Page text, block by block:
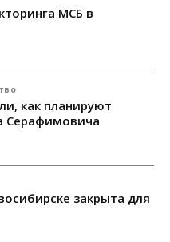
МСБ в
как планируют
Серафимовича
закрыта для